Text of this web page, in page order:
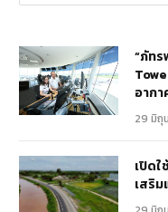
“ภัท
อาก
29 มิถุ
เปิด
เสริ